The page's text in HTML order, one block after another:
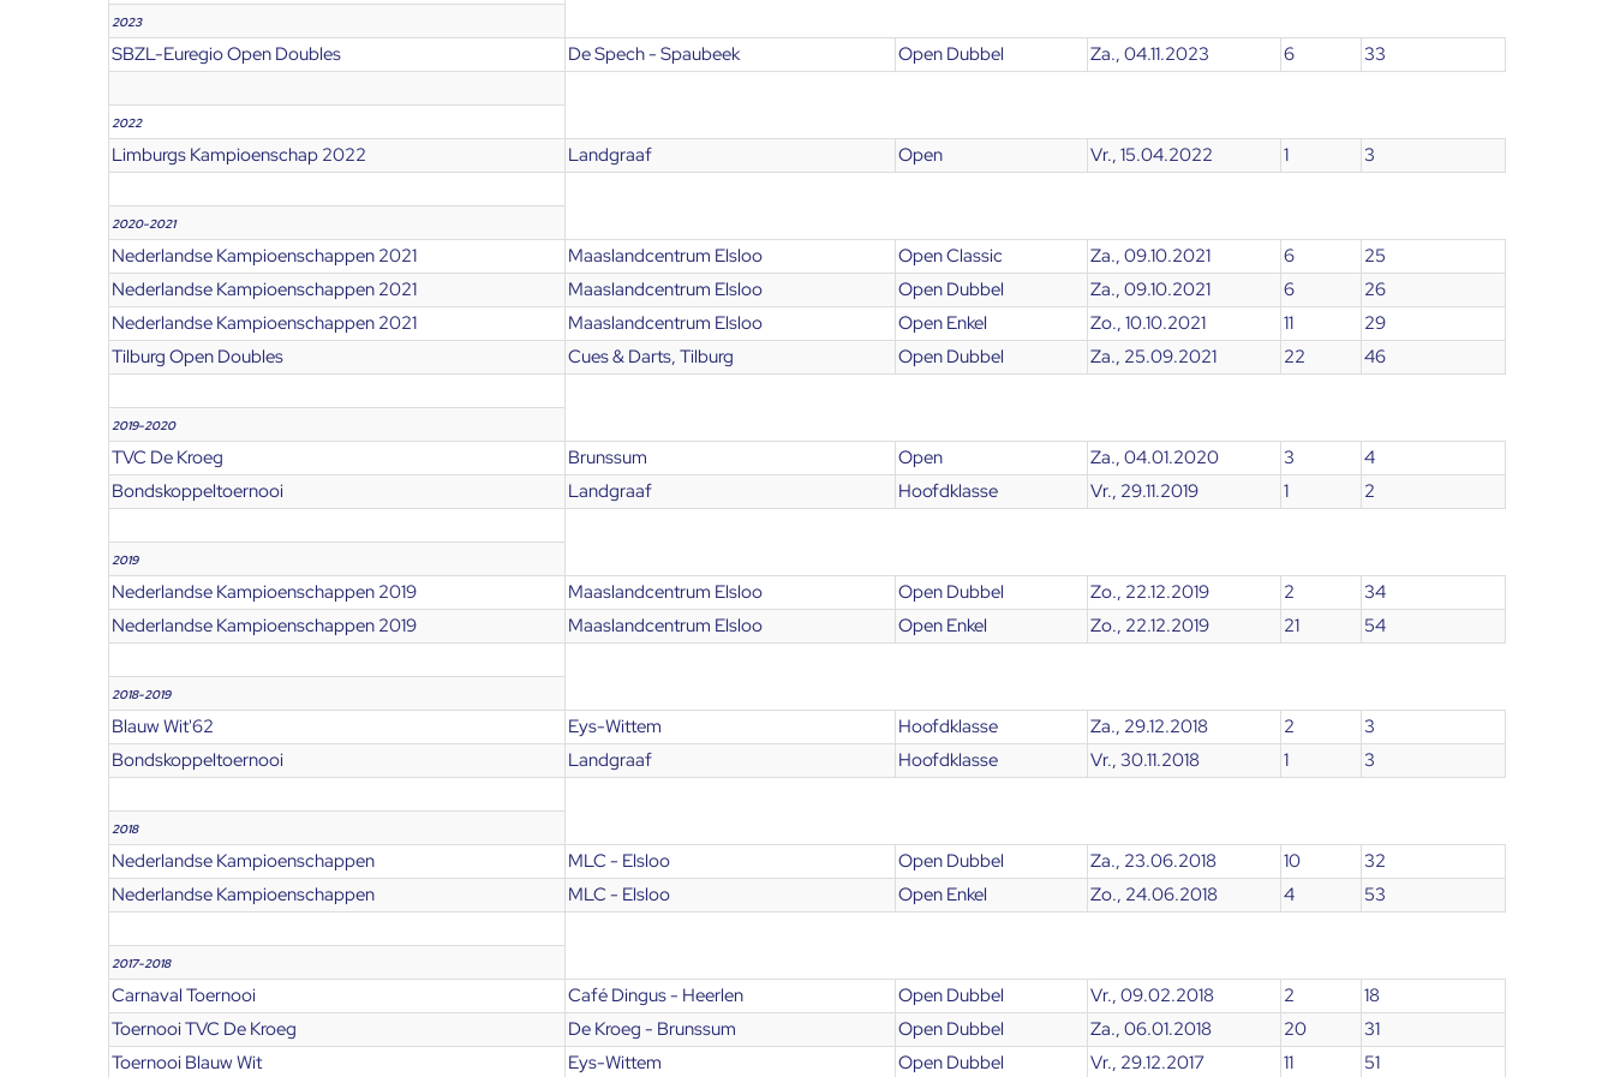
2023
SBZL-Euregio Open Doubles De Spech - Spaubeek Open Dubbel Za., 04.11.2023 6 33
2022
Limburgs Kampioenschap 2022 Landgraaf Open Vr., 15.04.2022 1 3
2020-2021
Nederlandse Kampioenschappen 2021 Maaslandcentrum Elsloo Open Classic Za., 09.10.2021 6
25
Nederlandse Kampioenschappen 2021
Maaslandcentrum Elsloo Open Dubbel Za., 09.10.2021 6
26
Nederlandse Kampioenschappen 2021
Maaslandcentrum Elsloo Open Enkel Zo., 10.10.2021 11
29
Tilburg Open Doubles
Cues & Darts, Tilburg Open Dubbel Za., 25.09.2021 22 46
2019-2020
TVC De Kroeg Brunssum Open Za., 04.01.2020 3
4
Bondskoppeltoernooi
Landgraaf Hoofdklasse Vr., 29.11.2019 1 2
2019
Nederlandse Kampioenschappen 2019 Maaslandcentrum Elsloo Open Dubbel Zo., 22.12.2019 2
34
Nederlandse Kampioenschappen 2019
Maaslandcentrum Elsloo Open Enkel Zo., 22.12.2019 21 54
2018-2019
Blauw Wit'62 Eys-Wittem Hoofdklasse Za., 29.12.2018 2
3
Bondskoppeltoernooi
Landgraaf Hoofdklasse Vr., 30.11.2018 1 3
2018
Nederlandse Kampioenschappen MLC - Elsloo Open Dubbel Za., 23.06.2018 10
32
Nederlandse Kampioenschappen
MLC - Elsloo Open Enkel Zo., 24.06.2018 4 53
2017-2018
Carnaval Toernooi Café Dingus - Heerlen Open Dubbel Vr., 09.02.2018 2
18
Toernooi TVC De Kroeg
De Kroeg - Brunssum Open Dubbel Za., 06.01.2018 20
31
Toernooi Blauw Wit
Eys-Wittem Open Dubbel Vr., 29.12.2017 11 51